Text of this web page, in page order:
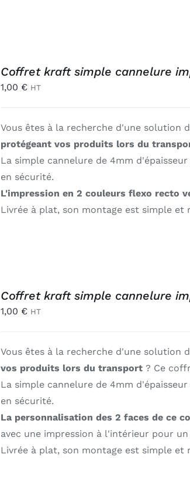
Coffret kraft simple cannelure
1,00 € HT
Vous êtes à la recherche d'une solution
protégeant vos produits lors du
La simple cannelure de 4mm
en sécurité.
L'impression en 2 couleurs flexo recto
Livrée à plat, son montage est simple et
Coffret kraft simple cannelure
1,00 € HT
Vous êtes à la recherche d'une solution
vos produits lors du transport ? Ce
La simple cannelure de 4mm
en sécurité.
La personnalisation des 2 faces de ce
avec une impression à l'intérieur pour
Livrée à plat, son montage est simple et